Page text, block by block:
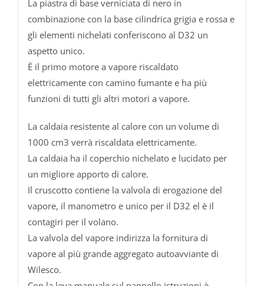
La piastra di base verniciata di nero in
combinazione con la base cilindrica grigia e rossa e
gli elementi nichelati conferiscono al D32 un
aspetto unico.
È il primo motore a vapore riscaldato
elettricamente con camino fumante e ha più
funzioni di tutti gli altri motori a vapore.
La caldaia resistente al calore con un volume di
1000 cm3 verrà riscaldata elettricamente.
La caldaia ha il coperchio nichelato e lucidato per
un migliore apporto di calore.
Il cruscotto contiene la valvola di erogazione del
vapore, il manometro e unico per il D32 el è il
contagiri per il volano.
La valvola del vapore indirizza la fornitura di
vapore al più grande aggregato autoavviante di
Wilesco.